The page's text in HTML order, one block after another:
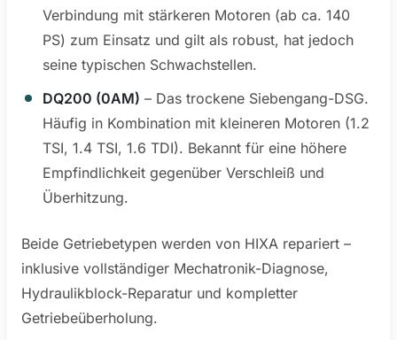
Verbindung mit stärkeren Motoren (ab ca. 140
PS) zum Einsatz und gilt als robust, hat jedoch
seine typischen Schwachstellen.
DQ200 (0AM) – Das trockene Siebengang-DSG.
Häufig in Kombination mit kleineren Motoren (1.2
TSI, 1.4 TSI, 1.6 TDI). Bekannt für eine höhere
Empfindlichkeit gegenüber Verschleiß und
Überhitzung.
Beide Getriebetypen werden von HIXA repariert –
inklusive vollständiger Mechatronik-Diagnose,
Hydraulikblock-Reparatur und kompletter
Getriebeüberholung.